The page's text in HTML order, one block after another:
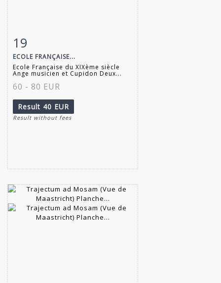
Item detail
19
ECOLE FRANÇAISE...
Ecole Française du XIXème siècle
Ange musicien et Cupidon Deux...
60 - 80 EUR
Result 40 EUR
Result without fees